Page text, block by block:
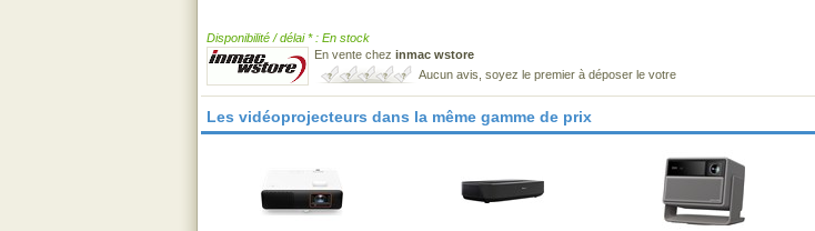
Disponibilité / délai * : En stock
En vente chez inmac wstore
Aucun avis, soyez le premier à déposer le votre
Les vidéoprojecteurs dans la même gamme de prix